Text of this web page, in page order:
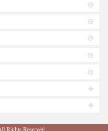
Reserved.